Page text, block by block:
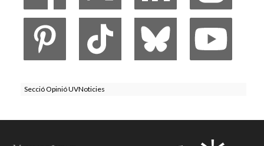
Secció Opinió UVNoticies